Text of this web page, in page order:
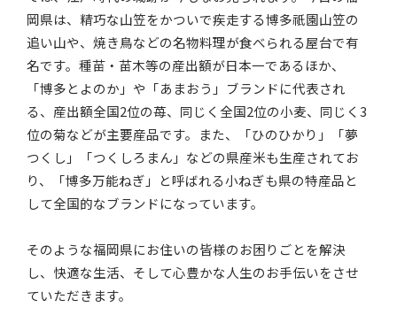
岡県は、精巧な山笠をかついで疾走する博多祇園山笠の
追い山や、焼き鳥などの名物料理が食べられる屋台で有
名です。種苗・苗木等の産出額が日本一であるほか、
「博多とよのか」や「あまおう」ブランドに代表され
る、産出額全国2位の苺、同じく全国2位の小麦、同じく3
位の菊などが主要産品です。また、「ひのひかり」「夢
つくし」「つくしろまん」などの県産米も生産されてお
り、「博多万能ねぎ」と呼ばれる小ねぎも県の特産品と
して全国的なブランドになっています。
そのような福岡県にお住いの皆様のお困りごとを解決
し、快適な生活、そして心豊かな人生のお手伝いをさせ
ていただきます。